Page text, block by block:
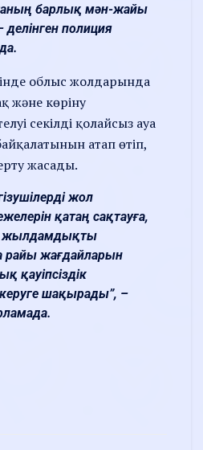
барлық мән-жайы
делінген полиция
облыс жолдарында
және көріну
секілді қолайсыз ауа
атап өтіп,
жасады.
жол
қатаң сақтауға,
жылдамдықты
райы жағдайларын
қауіпсіздік
шақырады”, –